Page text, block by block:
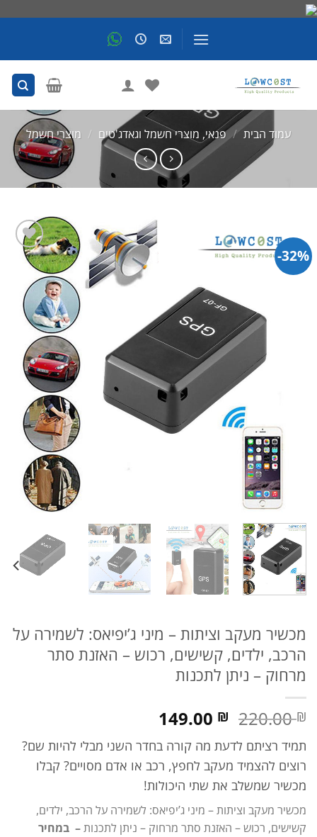
עמוד הבית / פנאי, מוצרי חשמל וגאדג'טים / מוצרי חשמל
32%-
מכשיר מעקב וציתות – מיני ג’יפיאס: לשמירה על
הרכב, ילדים, קשישים, רכוש – האזנת סתר
מרחוק – ניתן לתכנות
220.00₪ המחיר
היה:
220.00 ₪.
149.00 ₪
הוא:
149.00 ₪.
תמיד רציתם לדעת מה קורה בחדר השני מבלי להיות שם?
רוצים להצמיד מעקב לחפץ, רכב או אדם מסויים? קבלו
מכשיר שמשלב את שתי היכולות!
מכשיר מעקב וציתות – מיני ג’יפיאס: לשמירה על הרכב, ילדים,
קשישים, רכוש – האזנת סתר מרחוק – ניתן לתכנות– במחיר